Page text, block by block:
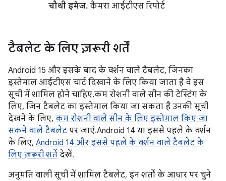
चौथी इमेज. कैमरा आईटीएस रिपोर्ट
टैबलेट के लिए ज़रूरी शर्तें
Android 15 और इसके बाद के वर्शन वाले टैबलेट, जिनका
इस्तेमाल आईटीएस चार्ट दिखाने के लिए किया जाता है वे इस
सूची में शामिल होने चाहिए. कम रोशनी वाले सीन की टेस्टिंग के
लिए, जिन टैबलेट का इस्तेमाल किया जा सकता है उनकी सूची
देखने के लिए, कम रोशनी वाले सीन के लिए इस्तेमाल किए जा
सकने वाले टैबलेट पर जाएं. Android 14 या इससे पहले के वर्शन
के लिए, Android 14 और इससे पहले के वर्शन वाले टैबलेट के
लिए ज़रूरी शर्तें देखें.
अनुमति वाली सूची में शामिल टैबलेट, इन शर्तों के आधार पर चुने